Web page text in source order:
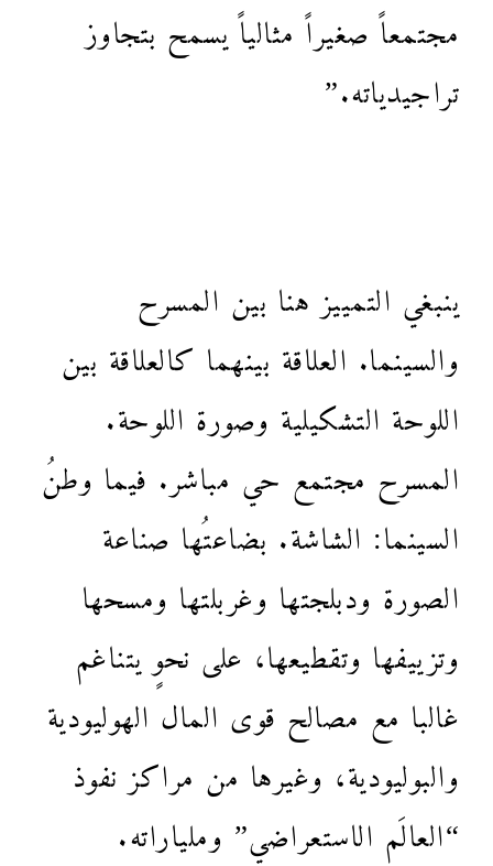
مجتمعاً صغيراً مثالياً يسمح بتجاوز
تراجيدياته.”
ينبغي التمييز هنا بين المسرح
والسينما. العلاقة بينهما كالعلاقة بين
اللوحة التشكيلية وصورة اللوحة.
المسرح مجتمع حي مباشر. فيما وطنُ
السينما: الشاشة. بضاعتُها صناعة
الصورة ودبلجتها وغربلتها ومسحها
وتزييفها وتقطيعها، على نحوٍ يتناغم
غالبا مع مصالح قوى المال الهوليودية
والبوليودية، وغيرها من مراكز نفوذ
“العالَم الاستعراضي” وملياراته.